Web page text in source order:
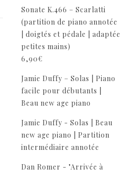
Sonate K.466 – Scarlatti
(partition de piano annotée
| doigtés et pédale | adaptée
petites mains)
6,90€
Jamie Duffy – Solas | Piano
facile pour débutants |
Beau new age piano
Jamie Duffy - Solas | Beau
new age piano | Partition
intermédiaire annotée
Dan Romer - "Arrivée à